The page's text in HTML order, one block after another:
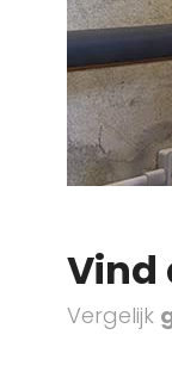
Vind
Vergelijk